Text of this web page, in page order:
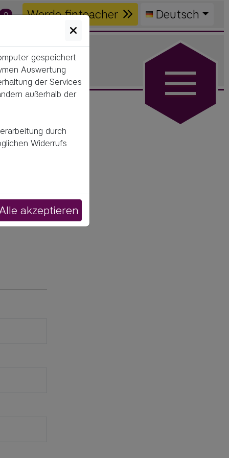
0 Werde finteacher Deutsch
und
gespeichert
Auswertung
der Services
außerhalb der
durch
Widerrufs
akzeptieren